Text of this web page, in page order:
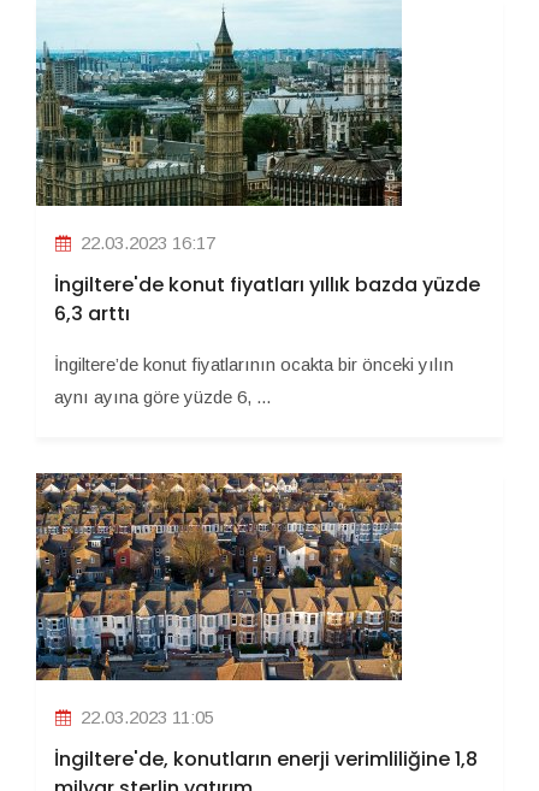
22.03.2023 16:17
İngiltere'de konut fiyatları yıllık bazda yüzde
6,3 arttı
İngiltere’de konut fiyatlarının ocakta bir önceki yılın
aynı ayına göre yüzde 6, ...
22.03.2023 11:05
İngiltere'de, konutların enerji verimliliğine 1,8